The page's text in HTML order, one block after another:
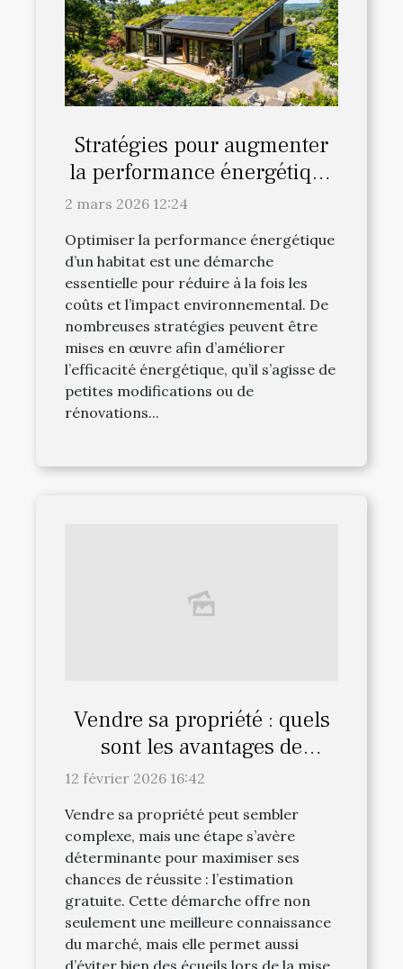
Stratégies pour augmenter
la performance énergétique
de votre habitat
2 mars 2026 12:24
Optimiser la performance énergétique
d’un habitat est une démarche
essentielle pour réduire à la fois les
coûts et l’impact environnemental. De
nombreuses stratégies peuvent être
mises en œuvre afin d’améliorer
l’efficacité énergétique, qu’il s’agisse de
petites modifications ou de
rénovations...
Vendre sa propriété : quels
sont les avantages de
l'estimation gratuite ?
12 février 2026 16:42
Vendre sa propriété peut sembler
complexe, mais une étape s’avère
déterminante pour maximiser ses
chances de réussite : l’estimation
gratuite. Cette démarche offre non
seulement une meilleure connaissance
du marché, mais elle permet aussi